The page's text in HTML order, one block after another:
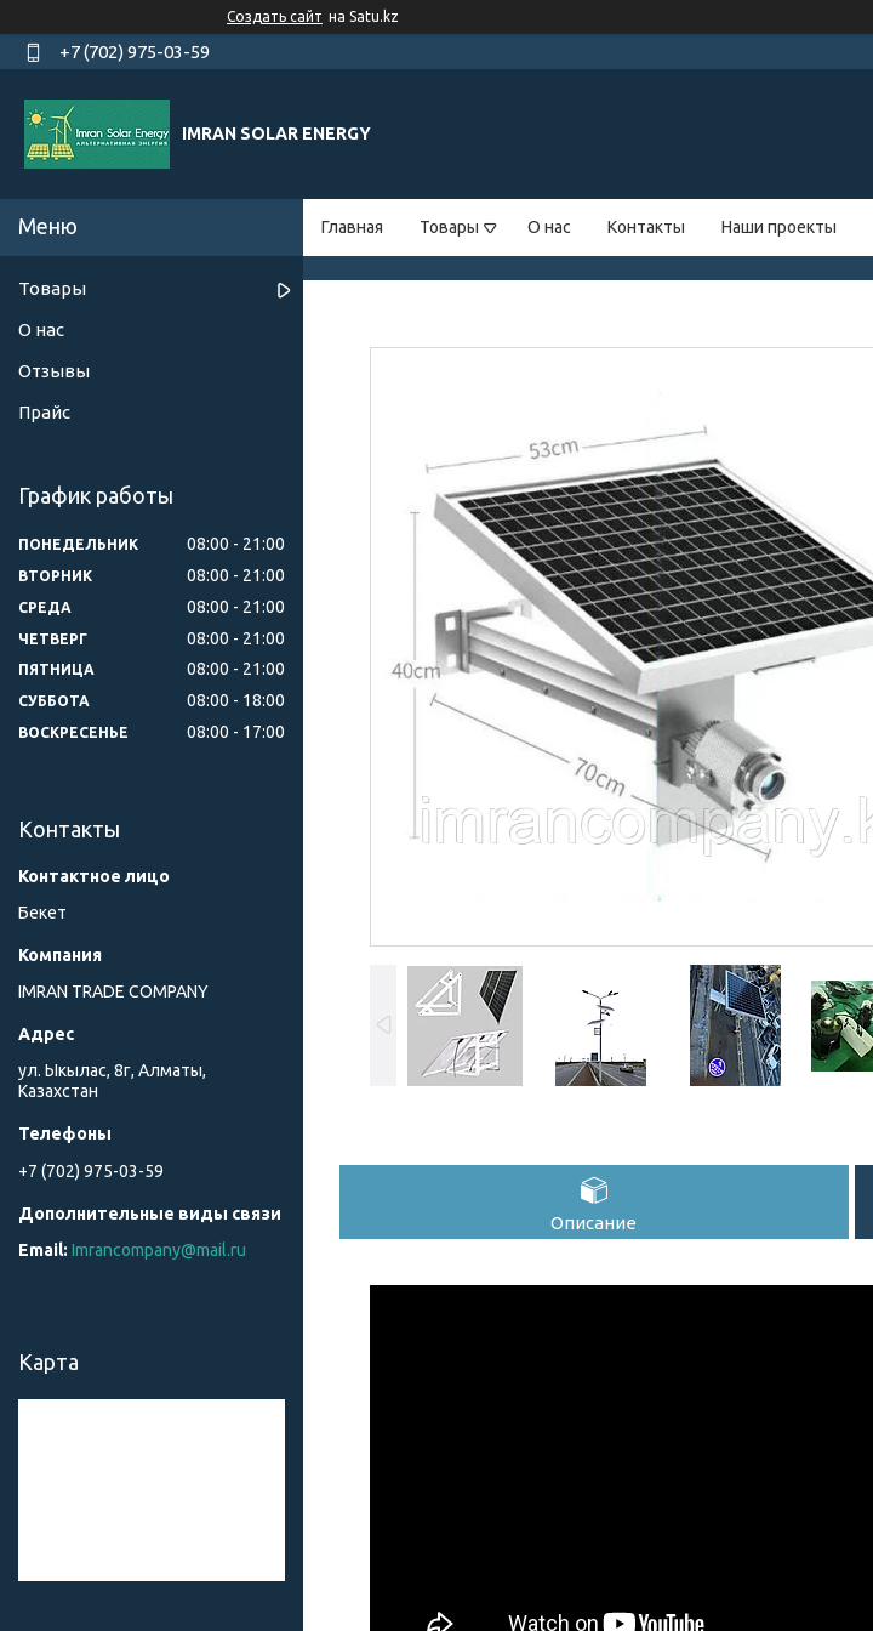
Создать сайт на Satu.kz
+7 (702) 975-03-59
IMRAN SOLAR ENERGY
Главная Товары О нас Контакты Наши проекты
Описание
Товары
О нас
Отзывы
Прайс
График работы
ПОНЕДЕЛЬНИК 08:00 21:00
ВТОРНИК 08:00 21:00
СРЕДА 08:00 21:00
ЧЕТВЕРГ 08:00 21:00
ПЯТНИЦА 08:00 21:00
СУББОТА 08:00 18:00
ВОСКРЕСЕНЬЕ 08:00 17:00
Контакты
Бекет
IMRAN TRADE COMPANY
ул. Ыкылас, 8г, Алматы,
Казахстан
+7 (702) 975-03-59
Imrancompany@mail.ru
Карта